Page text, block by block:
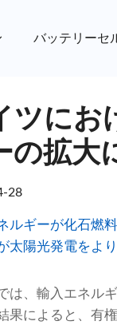
バッテリーセ
ツに
の拡大
28
ルギーが化石燃
太陽光発電をよ
は、輸入エネル
果によると、有